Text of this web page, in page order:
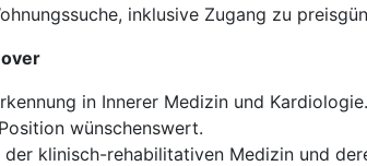
inklusive Zugang zu
in Innerer Medizin und Kardiologie.
wünschenswert.
der klinisch-rehabilitativen Medizin und